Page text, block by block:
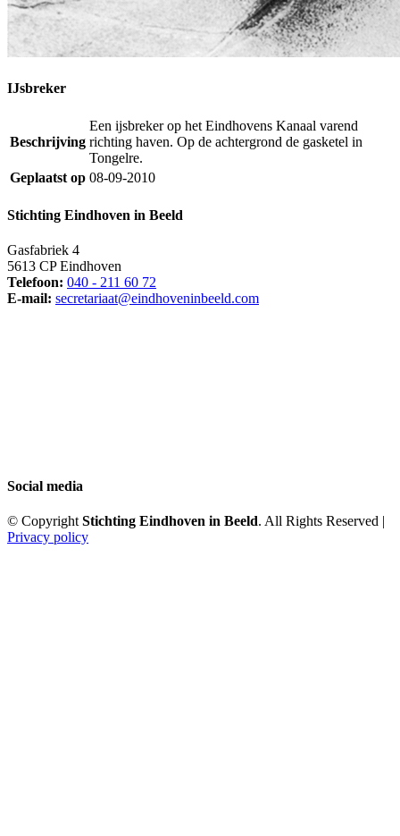
IJsbreker
Beschrijving
Een ijsbreker op het Eindhovens Kanaal varend
richting haven. Op de achtergrond de gasketel in
Tongelre.
Geplaatst op 08-09-2010
Stichting Eindhoven in Beeld
Gasfabriek 4
5613 CP Eindhoven
Telefoon: 040 - 211 60 72
E-mail: secretariaat@eindhoveninbeeld.com
Social media
© Copyright Stichting Eindhoven in Beeld. All Rights Reserved |
Privacy policy